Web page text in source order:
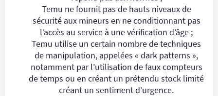
Temu ne fournit pas de hauts niveaux de
sécurité aux mineurs en ne conditionnant pas
l’accès au service à une vérification d’âge ;
Temu utilise un certain nombre de techniques
de manipulation, appelées « dark patterns »,
notamment par l’utilisation de faux compteurs
de temps ou en créant un prétendu stock limité
créant un sentiment d’urgence.